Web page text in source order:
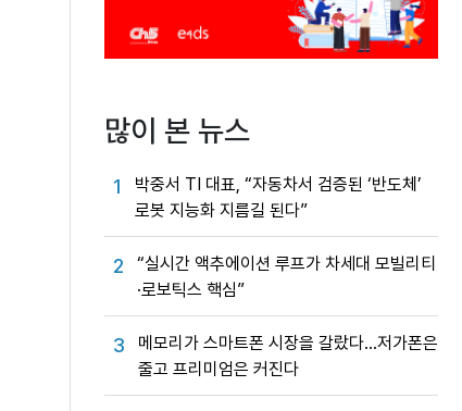
많이 본 뉴스
1
박중서 TI 대표, “자동차서 검증된 ‘반도체’
로봇 지능화 지름길 된다”
2
“실시간 액추에이션 루프가 차세대 모빌리티
·로보틱스 핵심”
3
메모리가 스마트폰 시장을 갈랐다…저가폰은
줄고 프리미엄은 커진다